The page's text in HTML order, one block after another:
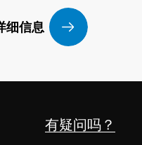
细信息
有疑问吗？